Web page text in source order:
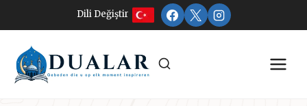
naar
inhoud
Dili Değiştir